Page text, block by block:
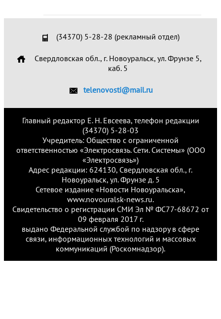
(34370) 5-28-28 (рекламный отдел)
Свердловская обл., г. Новоуральск, ул. Фрунзе 5,
каб. 5
telenovosti@mail.ru
Главный редактор Е. Н. Евсеева, телефон редакции
(34370) 5-28-03
Учредитель: Общество с ограниченной
ответственностью «Электросвязь. Сети. Системы» (ООО
«Электросвязь»)
Адрес редакции: 624130, Свердловская обл., г.
Новоуральск, ул. Фрунзе д. 5
Сетевое издание «Новости Новоуральска»,
www.novouralsk-news.ru.
Свидетельство о регистрации СМИ Эл № ФС77-68672 от
09 февраля 2017 г.
выдано Федеральной службой по надзору в сфере
связи, информационных технологий и массовых
коммуникаций (Роскомнадзор).